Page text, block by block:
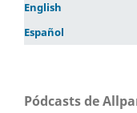
English
Español
Pódcasts de